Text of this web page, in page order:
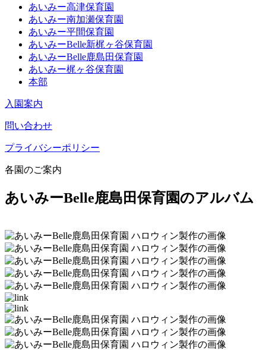
あいみー高津保育園
あいみー南加瀬保育園
あいみー平間保育園
あいみーBelle新梶ヶ谷保育園
あいみーBelle鹿島田保育園
あいみー梶ヶ谷保育園
本部
入園案内
問い合わせ
プライバシーポリシー
各園のご案内
あいみーBelle鹿島田保育園のアルバム